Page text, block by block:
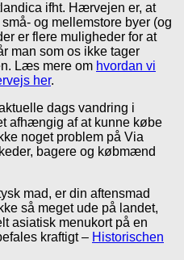
ifht. Hærvejen er, at
og mellemstore byer (og
er flere muligheder for at
man som os ikke tager
Læs mere om hvordan vi
her.
dags vandring i
afhængig af at kunne købe
noget problem på Via
bagere og købmænd
mad, er din aftensmad
så meget ude på landet,
asiatisk menukort på en
kraftigt – Historischen